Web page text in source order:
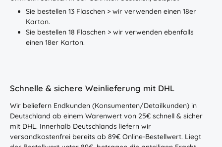
Sie bestellen 13 Flaschen > wir verwenden einen 18er
Karton.
Sie bestellen 18 Flaschen > wir verwenden ebenfalls
einen 18er Karton.
Schnelle & sichere Weinlieferung mit DHL
Wir beliefern Endkunden (Konsumenten/Detailkunden) in
Deutschland ab einem Warenwert von 25€ schnell & sicher
mit DHL. Innerhalb Deutschlands liefern wir
versandkostenfrei bereits ab 89€ Online-Bestellwert. Liegt